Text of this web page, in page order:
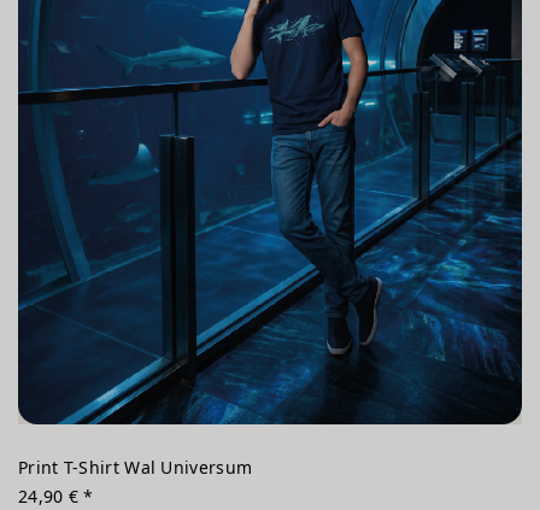
Print T-Shirt Wal Universum
24,90 € *